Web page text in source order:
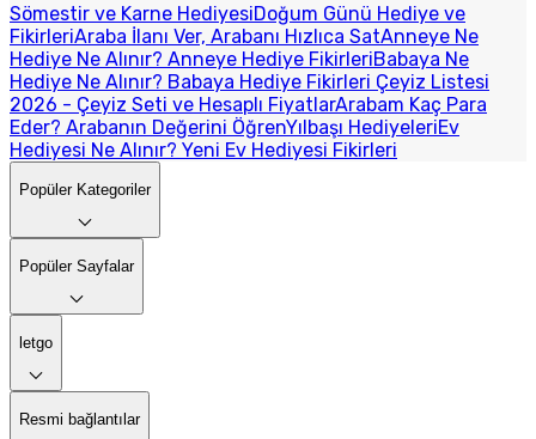
Sömestir ve Karne HediyesiDoğum Günü Hediye ve
FikirleriAraba İlanı Ver, Arabanı Hızlıca SatAnneye Ne
Hediye Ne Alınır? Anneye Hediye FikirleriBabaya Ne
Hediye Ne Alınır? Babaya Hediye Fikirleri Çeyiz Listesi
2026 - Çeyiz Seti ve Hesaplı FiyatlarArabam Kaç Para
Eder? Arabanın Değerini ÖğrenYılbaşı HediyeleriEv
Hediyesi Ne Alınır? Yeni Ev Hediyesi Fikirleri
Popüler Kategoriler
Popüler Sayfalar
letgo
Resmi bağlantılar